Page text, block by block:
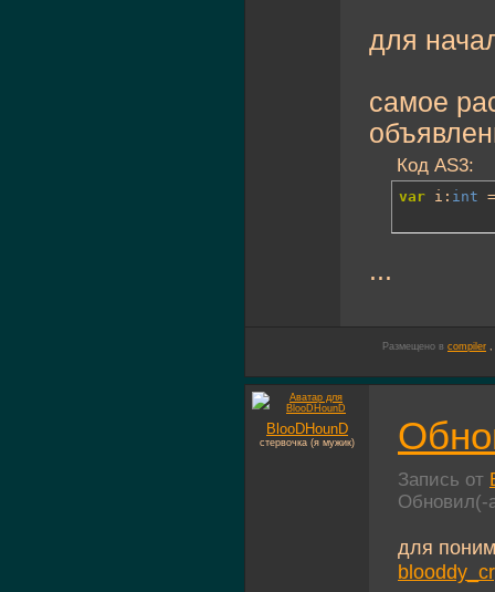
для
самое
Код AS3:
var i: int
...
Размещено в compiler ,
BlooDHounD
стервочка (я мужик)
Запись от
для